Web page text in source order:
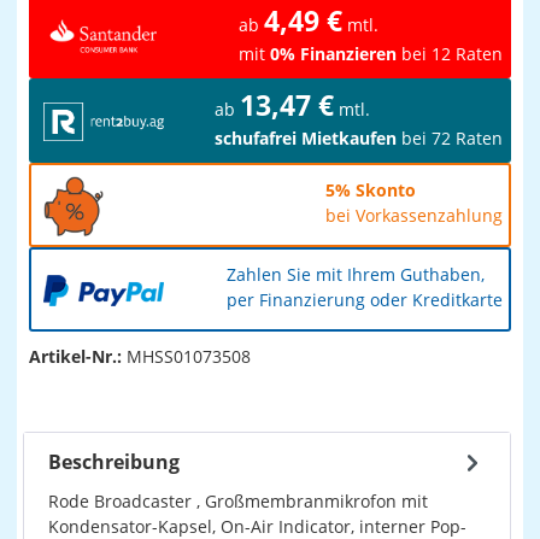
ab 4,49 € mtl.
mit 0% Finanzieren bei 12 Raten
ab 13,47 € mtl.
schufafrei Mietkaufen bei 72 Raten
5% Skonto
bei Vorkassenzahlung
Zahlen Sie mit Ihrem Guthaben,
per Finanzierung oder Kreditkarte
Artikel-Nr.: MHSS01073508
Beschreibung
Rode Broadcaster , Großmembranmikrofon mit
Kondensator-Kapsel, On-Air Indicator, interner Pop-